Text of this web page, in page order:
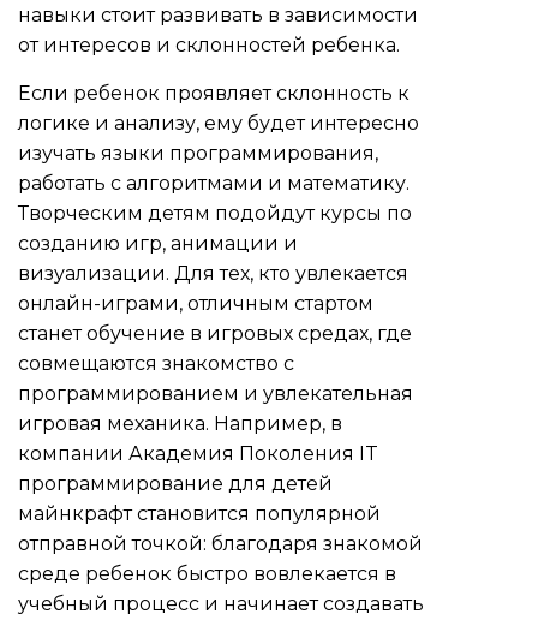
навыки стоит развивать в зависимости
от интересов и склонностей ребенка.
Если ребенок проявляет склонность к
логике и анализу, ему будет интересно
изучать языки программирования,
работать с алгоритмами и математику.
Творческим детям подойдут курсы по
созданию игр, анимации и
визуализации. Для тех, кто увлекается
онлайн-играми, отличным стартом
станет обучение в игровых средах, где
совмещаются знакомство с
программированием и увлекательная
игровая механика. Например, в
компании Академия Поколения IT
программирование для детей
майнкрафтстановится популярной
отправной точкой: благодаря знакомой
среде ребенок быстро вовлекается в
учебный процесс и начинает создавать